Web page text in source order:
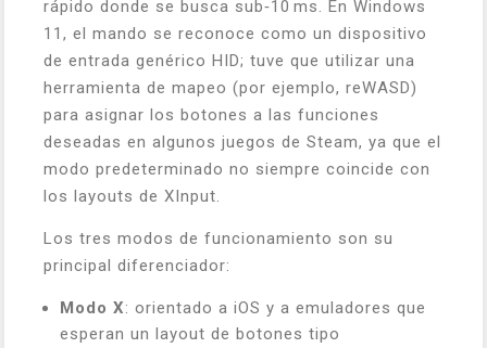
rápido donde se busca sub‑10 ms. En Windows
11, el mando se reconoce como un dispositivo
de entrada genérico HID; tuve que utilizar una
herramienta de mapeo (por ejemplo, reWASD)
para asignar los botones a las funciones
deseadas en algunos juegos de Steam, ya que el
modo predeterminado no siempre coincide con
los layouts de XInput.
Los tres modos de funcionamiento son su
principal diferenciador:
Modo X: orientado a iOS y a emuladores que
esperan un layout de botones tipo